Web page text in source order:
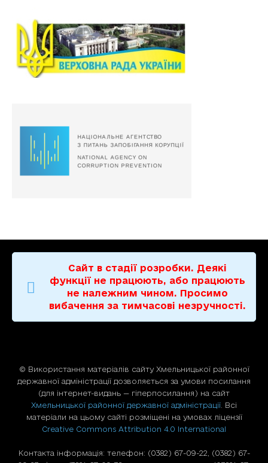
Сайт в стадії розробки. Деякі
функції не працюють, або працюють
не належним чином. Просимо
вибачення за тимчасові незручності.
© Використання матерiалiв сайту Хмельницької районної
державної адміністрації дозволяється за умови посилання
(для iнтернет-видань — гiперпосилання) на сайт
Хмельницької районної державної адміністрації . Всі
матеріали на цьому сайті розміщені на умовах ліцензії
Creative Commons Attribution 4.0 International
Контакта інформація: телефон: (0382) 67-09-22, (0382) 67-